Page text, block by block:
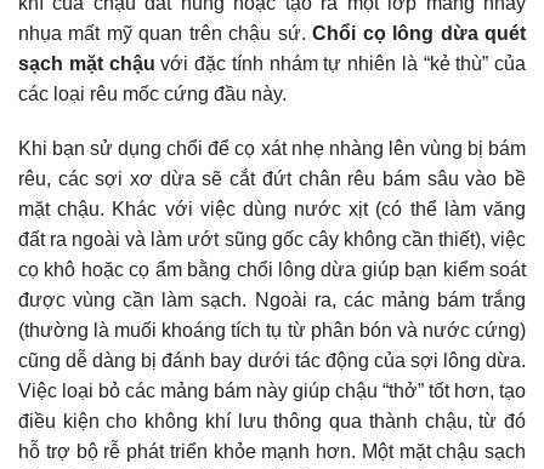
nhụa mất mỹ quan trên chậu sứ.Chổi cọ lông dừa quét
sạch mặt chậu với đặc tính nhám tự nhiên là “kẻ thù” của
các loại rêu mốc cứng đầu này.
Khi bạn sử dụng chổi để cọ xát nhẹ nhàng lên vùng bị bám
rêu, các sợi xơ dừa sẽ cắt đứt chân rêu bám sâu vào bề
mặt chậu. Khác với việc dùng nước xịt (có thể làm văng
đất ra ngoài và làm ướt sũng gốc cây không cần thiết), việc
cọ khô hoặc cọ ẩm bằng chổi lông dừa giúp bạn kiểm soát
được vùng cần làm sạch. Ngoài ra, các mảng bám trắng
(thường là muối khoáng tích tụ từ phân bón và nước cứng)
cũng dễ dàng bị đánh bay dưới tác động của sợi lông dừa.
Việc loại bỏ các mảng bám này giúp chậu “thở” tốt hơn, tạo
điều kiện cho không khí lưu thông qua thành chậu, từ đó
hỗ trợ bộ rễ phát triển khỏe mạnh hơn. Một mặt chậu sạch